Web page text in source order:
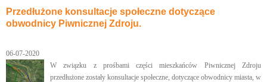
Przedłużone konsultacje społeczne dotyczące
obwodnicy Piwnicznej Zdroju.
06-07-2020
W związku z prośbami części mieszkańców Piwnicznej Zdroju
przedłużone zostały konsultacje społeczne, dotyczące obwodnicy miasta, w